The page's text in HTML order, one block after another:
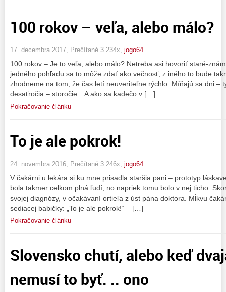
100 rokov – veľa, alebo málo?
17. decembra 2017, Prečítané 3 234x, jogo64
100 rokov – Je to veľa, alebo málo? Netreba asi hovoriť staré-
jedného pohľadu sa to môže zdať ako večnosť, z iného to bude
zhodneme na tom, že čas letí neuveriteľne rýchlo. Míňajú sa dni –
desaťročia – storočie…A ako sa kadečo v […]
Pokračovanie článku
To je ale pokrok!
24. novembra 2016, Prečítané 3 246x, jogo64
V čakárni u lekára si ku mne prisadla staršia pani – prototyp
bola takmer celkom plná ľudí, no napriek tomu bolo v nej ticho.
svojej diagnózy, v očakávaní ortieľa z úst pána doktora. Mĺkvu
sediacej babičky: „To je ale pokrok!“ – […]
Pokračovanie článku
Slovensko chutí, alebo keď
nemusí to byť. .. ono